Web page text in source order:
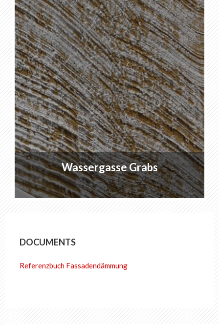
Wassergasse Grabs
DOCUMENTS
Referenzbuch Fassadendämmung